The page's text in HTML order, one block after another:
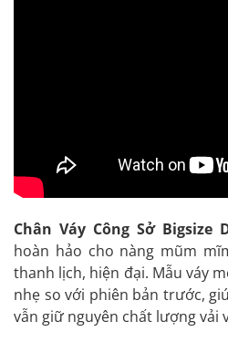
Chân Váy Công Sở Bigsize
hoàn hảo cho nàng mũm
thanh lịch, hiện đại. Mẫu váy
nhẹ so với phiên bản trước,
vẫn giữ nguyên chất lượng vải